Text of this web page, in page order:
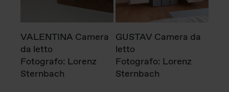
VALENTINA Camera
da letto
Fotografo: Lorenz
Sternbach
GUSTAV Camera da
letto
Fotografo: Lorenz
Sternbach